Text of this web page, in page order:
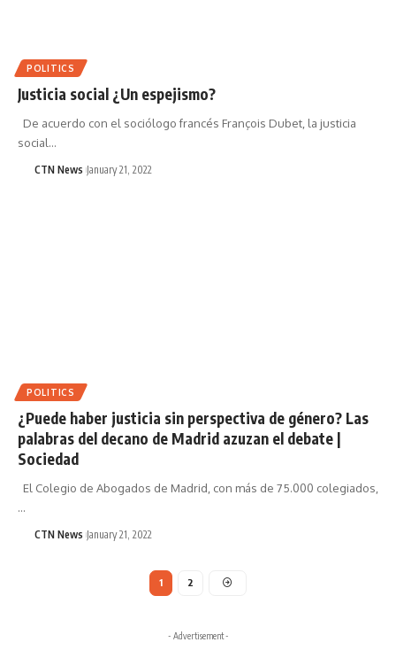
POLITICS
Justicia social ¿Un espejismo?
De acuerdo con el sociólogo francés François Dubet, la justicia
social…
CTN News January 21, 2022
POLITICS
¿Puede haber justicia sin perspectiva de género? Las
palabras del decano de Madrid azuzan el debate |
Sociedad
El Colegio de Abogados de Madrid, con más de 75.000 colegiados,
…
CTN News January 21, 2022
1 2
- Advertisement -